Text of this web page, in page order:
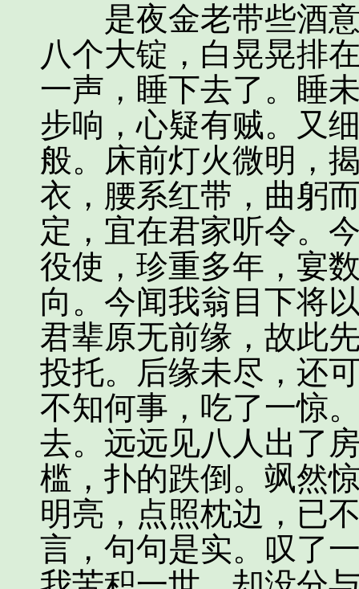
是夜金老带些酒意
八个大锭，白晃晃排
一声，睡下去了。睡
步响，心疑有贼。又
般。床前灯火微明，
衣，腰系红带，曲躬
定，宜在君家听令。
役使，珍重多年，宴
向。今闻我翁目下将
君辈原无前缘，故此
投托。后缘未尽，还
不知何事，吃了一惊
去。远远见八人出了
槛，扑的跌倒。飒然
明亮，点照枕边，已
言，句句是实。叹了